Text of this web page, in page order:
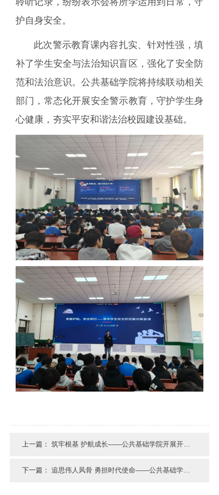
护自身安全。
此次警示教育课内容扎实、针对性强，填
补了学生安全与法治知识盲区，强化了安全防
范和法治意识。公共基础学院将持续联动相关
部门，常态化开展安全警示教育，守护学生身
心健康，夯实平安和谐法治校园建设基础。
上一篇：筑牢根基 护航成长——公共基础学院开展开学第一课主题教育活动
下一篇：追思伟人风骨 勇担时代使命——公共基础学院开展清明节祭英烈主题教育实践活动